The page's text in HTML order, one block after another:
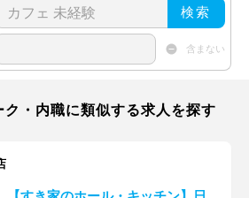
検索
含まない
ク・内職に類似する求人を探す